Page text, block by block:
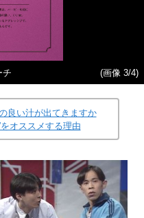
チ (画像 3/4)
良い汁が出てきますか
オススメする理由